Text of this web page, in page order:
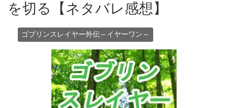
を切る【ネタバレ感想】
ゴブリンスレイヤー外伝～イヤーワン～